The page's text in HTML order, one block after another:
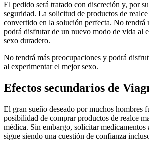
El pedido será tratado con discreción y, por
seguridad. La solicitud de productos de
convertido en la solución perfecta. No tendrá
podrá disfrutar de un nuevo modo de vida al
sexo duradero.
No tendrá más preocupaciones y podrá
al experimentar el mejor sexo.
Efectos secundarios de
El gran sueño deseado por muchos hombres
posibilidad de comprar productos de realce
médica. Sin embargo, solicitar medicamentos
sigue siendo una cuestión de confianza